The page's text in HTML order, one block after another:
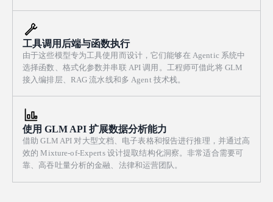
工具调用后端与函数执行
由于这些模型专为工具使用而设计，它们能够在 Agentic 系统中
选择函数、格式化参数并串联 API 调用。工程师可借此将 GLM
接入编排层、RAG 流水线和多 Agent 技术栈。
使用 GLM API 扩展数据分析能力
借助 GLM API 对大型文档、电子表格和报告进行推理，并通过高
效的 Mixture-of-Experts 设计提取结构化洞察。非常适合需要可
靠、高吞吐量分析的金融、法律和运营团队。